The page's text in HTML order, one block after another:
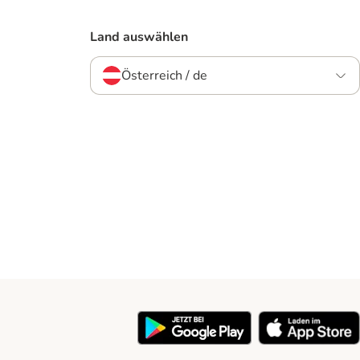
Land auswählen
Österreich / de